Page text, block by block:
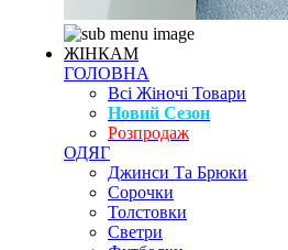
ЖІНКАМ
ГОЛОВНА
Всі Жіночі Товари
Новий Сезон
Розпродаж
ОДЯГ
Джинси Та Брюки
Сорочки
Толстовки
Светри